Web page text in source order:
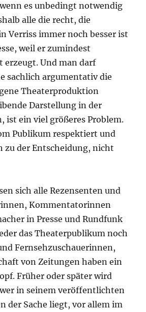
es unbedingt notwendig
alle die recht, die
Verriss immer noch besser ist
weil er zumindest
erzeugt. Und man darf
sachlich argumentativ die
Theaterproduktion
Darstellung in der
ist ein viel größeres Problem.
Publikum respektiert und
zu der Entscheidung, nicht
sich alle Rezensenten und
Kommentatorinnen
in Presse und Rundfunk
das Theaterpublikum noch
Fernsehzuschauerinnen,
von Zeitungen haben ein
Früher oder später wird
in seinem veröffentlichten
der Sache liegt, vor allem im